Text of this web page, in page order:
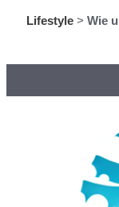
Lifestyle> Wie